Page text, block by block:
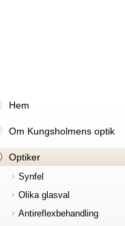
Hem
Om Kungsholmens optik
Optiker
Synfel
Olika glasval
Antireflexbehandling